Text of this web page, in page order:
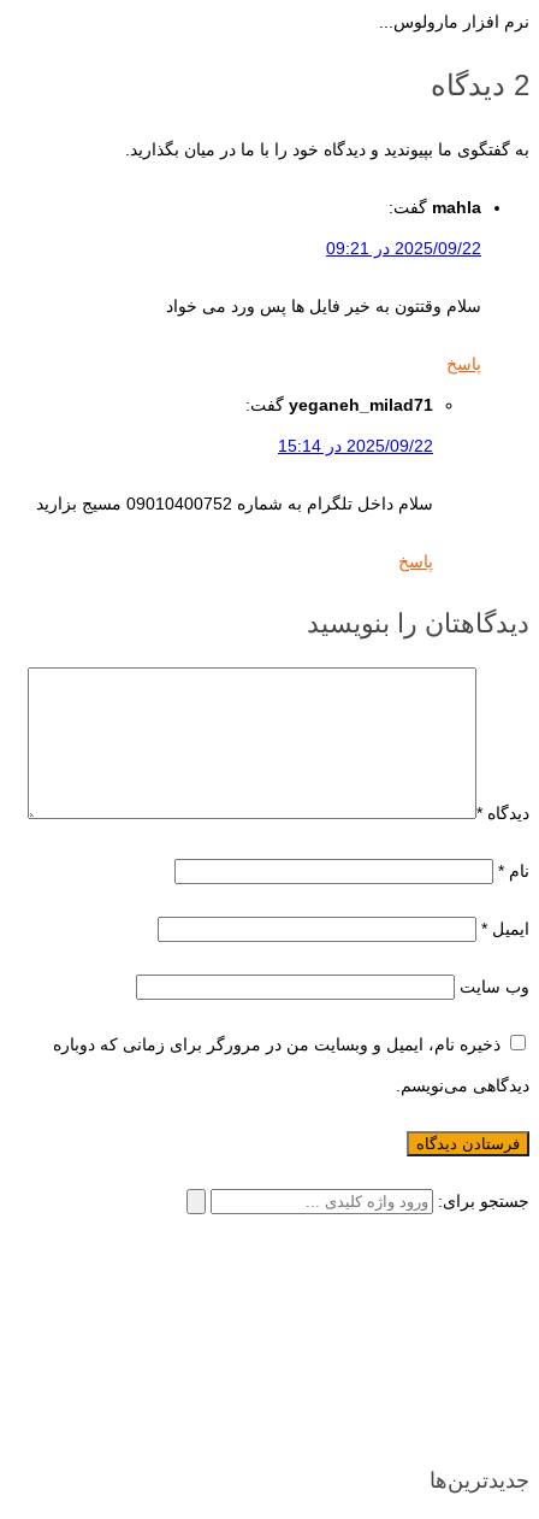
نرم افزار مارولوس...
2 دیدگاه
به گفتگوی ما بپیوندید و دیدگاه خود را با ما در میان بگذارید.
mahla گفت:
2025/09/22 در 09:21
سلام وقتتون به خیر فایل ها پس ورد می خواد
پاسخ
yeganeh_milad71 گفت:
2025/09/22 در 15:14
سلام داخل تلگرام به شماره 09010400752 مسیج بزارید
پاسخ
دیدگاهتان را بنویسید
دیدگاه *
نام *
ایمیل *
وب‌ سایت
ذخیره نام، ایمیل و وبسایت من در مرورگر برای زمانی که دوباره
دیدگاهی می‌نویسم.
جستجو برای:
جدیدترین‌ها